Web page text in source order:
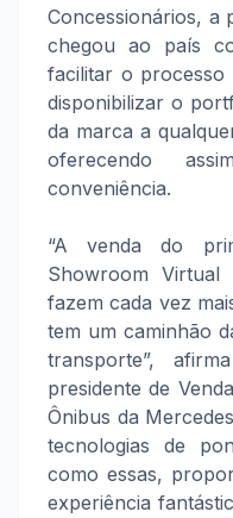
Concessionários, a
chegou ao país
facilitar o processo
disponibilizar o
da marca a
oferecendo
conveniência.
“A venda do
Showroom Virtual
fazem cada vez
tem um caminhão
transporte”,
presidente de
Ônibus da
tecnologias de
como essas,
experiência